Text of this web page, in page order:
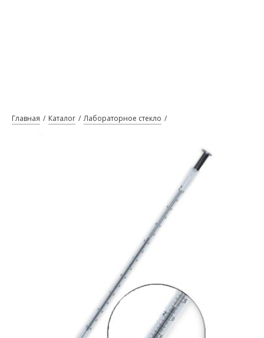
Главная Каталог Лабораторное стекло